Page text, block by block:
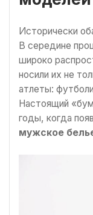
Исторически
В середине
широко
носили их не
атлеты:
Настоящий
годы, когда
мужское